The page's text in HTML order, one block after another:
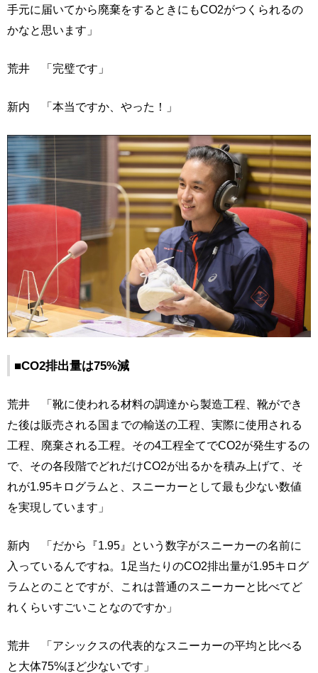
手元に届いてから廃棄をするときにもCO2がつくられるの
かなと思います」
荒井 「完璧です」
新内 「本当ですか、やった！」
■CO2排出量は75%減
荒井 「靴に使われる材料の調達から製造工程、靴ができ
た後は販売される国までの輸送の工程、実際に使用される
工程、廃棄される工程。その4工程全てでCO2が発生するの
で、その各段階でどれだけCO2が出るかを積み上げて、そ
れが1.95キログラムと、スニーカーとして最も少ない数値
を実現しています」
新内 「だから『1.95』という数字がスニーカーの名前に
入っているんですね。1足当たりのCO2排出量が1.95キログ
ラムとのことですが、これは普通のスニーカーと比べてど
れくらいすごいことなのですか」
荒井 「アシックスの代表的なスニーカーの平均と比べる
と大体75%ほど少ないです」